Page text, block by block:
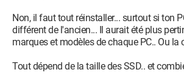
Non, il faut tout réinstaller... surtout si ton
différent de l'ancien... Il aurait été plus
marques et modèles de chaque PC.. Ou la
Tout dépend de la taille des SSD.. et